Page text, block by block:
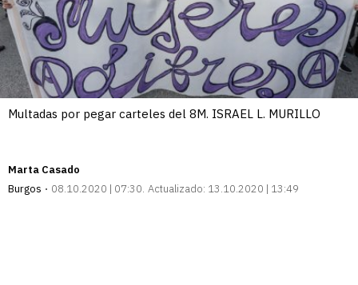
Multadas por pegar carteles del 8M. ISRAEL L. MURILLO
Marta Casado
Burgos
08.10.2020 | 07:30 Actualizado: 13.10.2020 | 13:49